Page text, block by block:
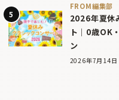
FROM編集部
2026年夏休
ト｜0歳OK
ン
2026年7月14日